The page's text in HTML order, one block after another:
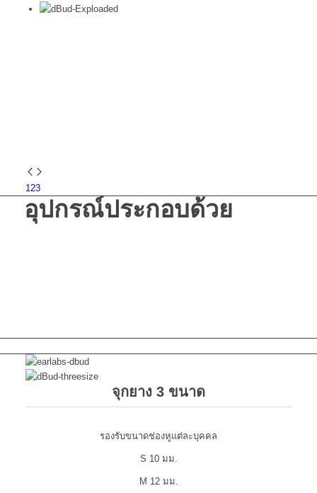
123
อุปกรณ์ประกอบด้วย
จุกยาง 3 ขนาด
รองรับขนาดช่องหูแต่ละบุคคล
S 10 มม.
M 12 มม.